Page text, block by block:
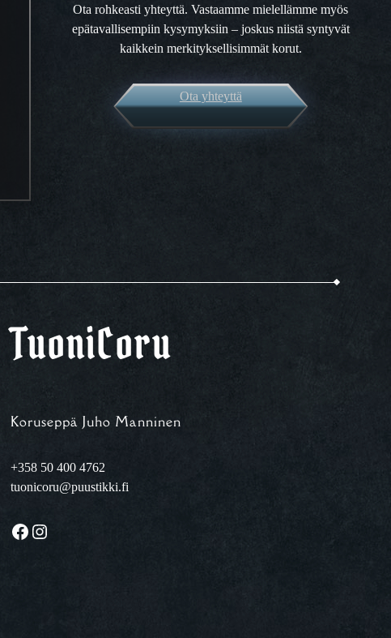
Ota rohkeasti yhteyttä. Vastaamme mielellämme myös
epätavallisempiin kysymyksiin – joskus niistä syntyvät
kaikkein merkityksellisimmät korut.
Ota yhteyttä
TuoniCoru
Koruseppä Juho Manninen
+358 50 400 4762
tuonicoru@puustikki.fi
Facebook Instagram